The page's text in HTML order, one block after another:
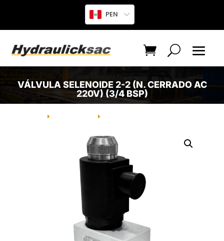
PEN
VÁLVULA SELENOIDE 2-2 (N. CERRADO AC
220V) (3/4 BSP)
E E